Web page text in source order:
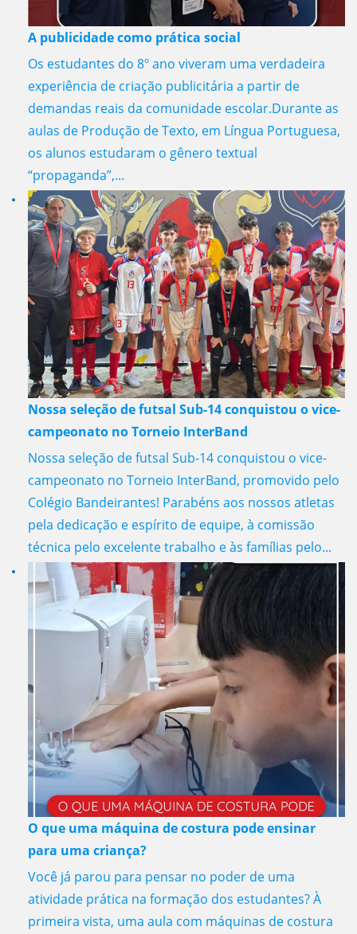
A publicidade como prática social
Os estudantes do 8º ano viveram uma verdadeira
experiência de criação publicitária a partir de
demandas reais da comunidade escolar.Durante as
aulas de Produção de Texto, em Língua Portuguesa,
os alunos estudaram o gênero textual
“propaganda”,...
Nossa seleção de futsal Sub-14 conquistou o vice-
campeonato no Torneio InterBand
Nossa seleção de futsal Sub-14 conquistou o vice-
campeonato no Torneio InterBand, promovido pelo
Colégio Bandeirantes! Parabéns aos nossos atletas
pela dedicação e espírito de equipe, à comissão
técnica pelo excelente trabalho e às famílias pelo...
O que uma máquina de costura pode ensinar
para uma criança?
Você já parou para pensar no poder de uma
atividade prática na formação dos estudantes? À
primeira vista, uma aula com máquinas de costura